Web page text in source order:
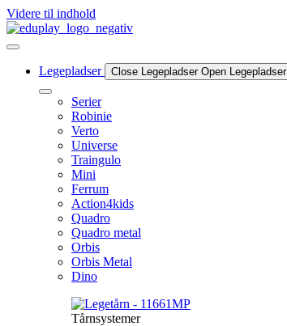
Videre til indhold
Legepladser Close Legepladser Open Legepladser
Serier
Robinie
Verto
Universe
Traingulo
Mini
Ferrum
Action4kids
Quadro
Quadro metal
Orbis
Orbis Metal
Dino
Tårnsystemer